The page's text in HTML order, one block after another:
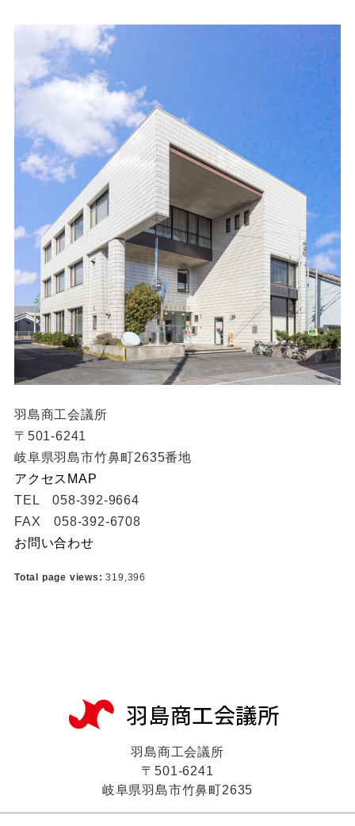
羽島商工会議所
〒501-6241
岐阜県羽島市竹鼻町2635番地
アクセスMAP
TEL 058-392-9664
FAX 058-392-6708
お問い合わせ
Total page views:319,396
羽島商工会議所
〒501-6241
岐阜県羽島市竹鼻町2635